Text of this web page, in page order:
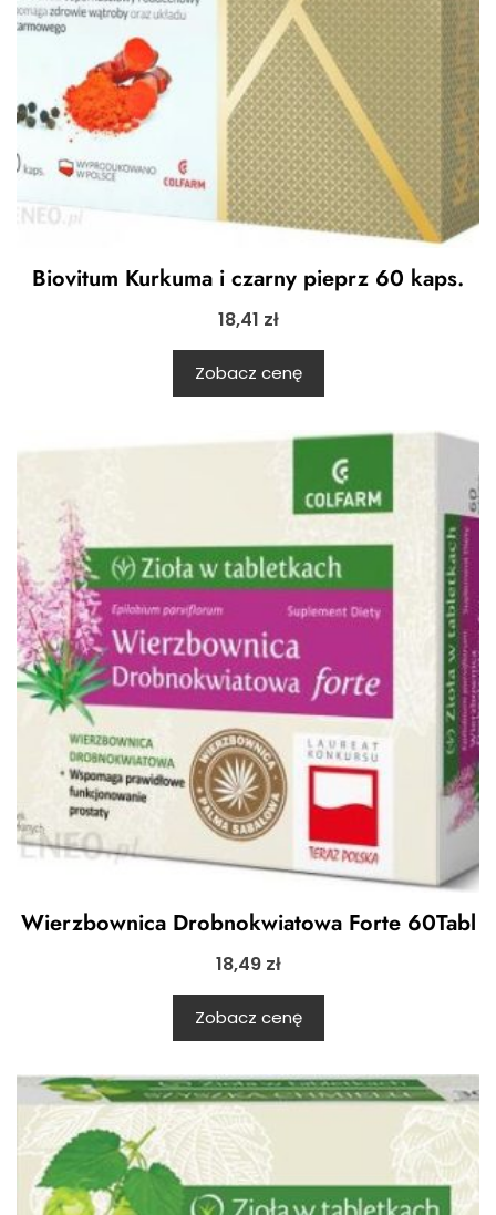
Biovitum Kurkuma i czarny pieprz 60 kaps.
18,41 zł
Zobacz cenę
Wierzbownica Drobnokwiatowa Forte 60Tabl
18,49 zł
Zobacz cenę